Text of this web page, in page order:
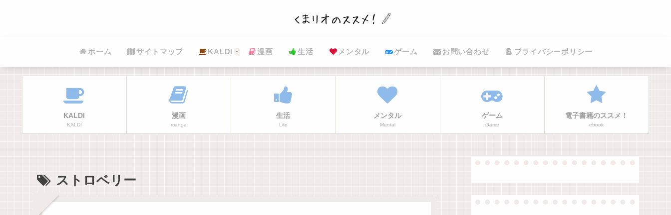
ホーム サイトマップ KALDI 漫画 生活 メンタル ゲーム お問い合わせ プライバシーポリシー
KALDI
KALDI
漫画
manga
生活
Life
メンタル
Mental
ゲーム
Game
電子書籍のススメ！
ebook
ストロベリー